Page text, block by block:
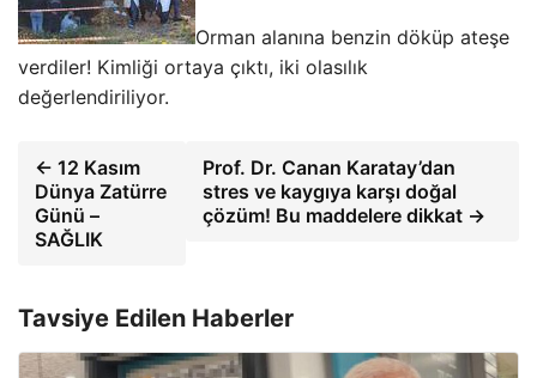
Orman alanına benzin döküp ateşe
verdiler! Kimliği ortaya çıktı, iki olasılık
değerlendiriliyor.
← 12 Kasım
Dünya Zatürre
Günü –
SAĞLIK
Prof. Dr. Canan Karatay’dan
stres ve kaygıya karşı doğal
çözüm! Bu maddelere dikkat →
Tavsiye Edilen Haberler